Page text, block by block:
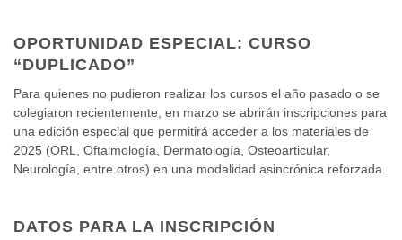
OPORTUNIDAD ESPECIAL: CURSO
“DUPLICADO”
Para quienes no pudieron realizar los cursos el año pasado o se
colegiaron recientemente, en marzo se abrirán inscripciones para
una edición especial que permitirá acceder a los materiales de
2025 (ORL, Oftalmología, Dermatología, Osteoarticular,
Neurología, entre otros) en una modalidad asincrónica reforzada.
DATOS PARA LA INSCRIPCIÓN